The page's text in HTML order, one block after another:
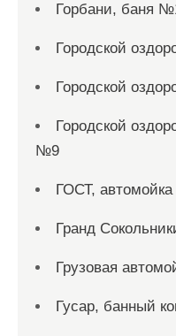
Горбани, баня
Городской
Городской
Городской
№9
ГОСТ, автомойка
Гранд
Грузовая
Гусар, банный